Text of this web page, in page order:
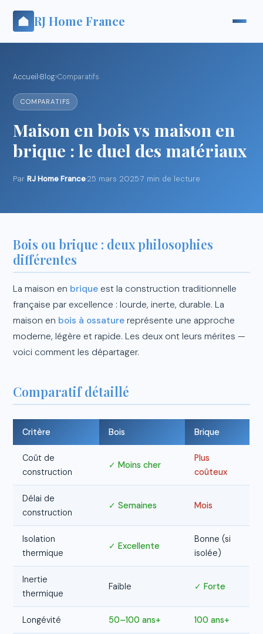
RJ Home France
Accueil ›Blog›Comparatifs
COMPARATIFS
Maison en bois vs maison en
brique : le duel des matériaux
ParRJ Home France·25 mars 2025·7 min de lecture
Bois ou brique : deux philosophies
différentes
La maison en brique est la construction traditionnelle
française par excellence : lourde, inerte, durable. La
maison en bois à ossature représente une approche
moderne, légère et rapide. Les deux ont leurs mérites —
voici comment les départager.
Comparatif détaillé
Critère Bois Brique
Coût de
construction
✓ Moins cher
Plus
coûteux
Délai de
construction
✓ Semaines Mois
Isolation
thermique
✓ Excellente
Bonne (si
isolée)
Inertie
thermique
Faible ✓ Forte
Longévité 50–100 ans+ 100 ans+